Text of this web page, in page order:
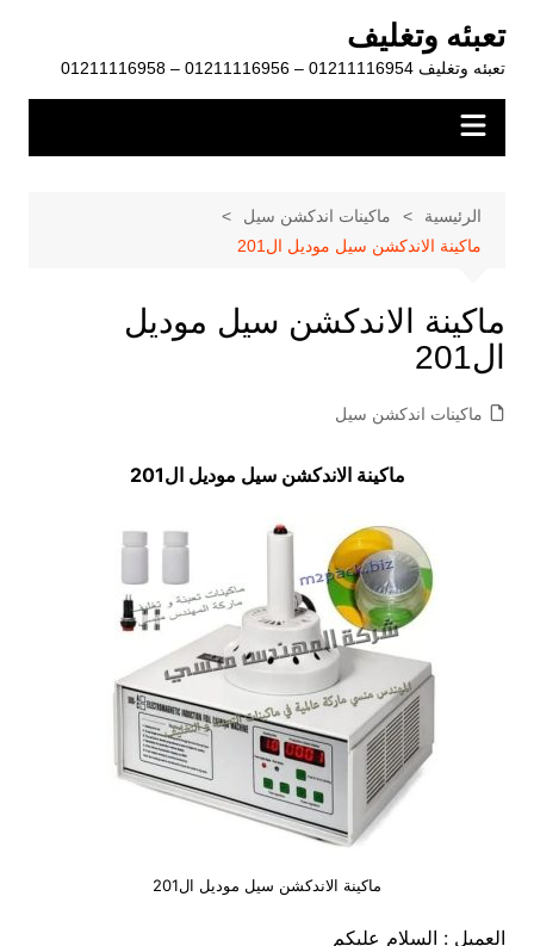
المحتوى
تعبئه وتغليف
تعبئه وتغليف 01211116954 – 01211116956 – 01211116958
الرئيسية
ماكينات اندكشن سيل
ماكينة الاندكشن سيل موديل ال201
ماكينة الاندكشن سيل موديل
ال201
ماكينات اندكشن سيل
ماكينة الاندكشن سيل موديل ال201
ماكينة الاندكشن سيل موديل ال201
العميل : السلام عليكم